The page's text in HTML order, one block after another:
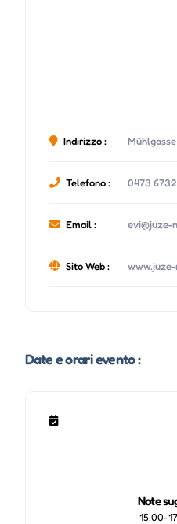
Indirizzo :
Telefono : 0473
Email : evi@juze-
Sito Web :
Date e orari evento :
Note
15.00-